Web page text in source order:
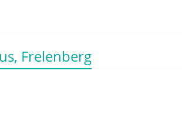
Frelenberg